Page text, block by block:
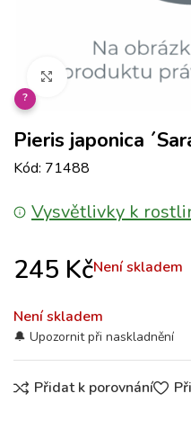
Klikněte pro zvětšení
?
Pieris japonica
Kód: 71488
Vysvětlivky k
245 KčNení skladem
Není skladem
Přidat k porovnání